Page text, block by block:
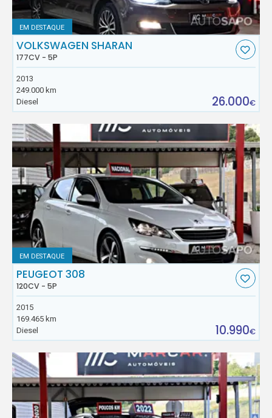
EM DESTAQUE
VOLKSWAGEN SHARAN
177CV - 5P
2013
249.000 km
Diesel
26.000€
EM DESTAQUE
PEUGEOT 308
120CV - 5P
2015
169.465 km
Diesel
10.990€